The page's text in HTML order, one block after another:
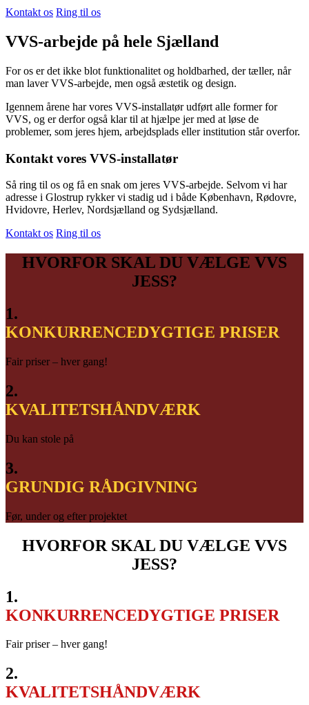
Kontakt os Ring til os
VVS-arbejde på hele Sjælland
For os er det ikke blot funktionalitet og holdbarhed, der tæller, når
man laver VVS-arbejde, men også æstetik og design.
Igennem årene har vores VVS-installatør udført alle former for
VVS, og er derfor også klar til at hjælpe jer med at løse de
problemer, som jeres hjem, arbejdsplads eller institution står overfor.
Kontakt vores VVS-installatør
Så ring til os og få en snak om jeres VVS-arbejde. Selvom vi har
adresse i Glostrup rykker vi stadig ud i både København, Rødovre,
Hvidovre, Herlev, Nordsjælland og Sydsjælland.
Kontakt os Ring til os
HVORFOR SKAL DU VÆLGE VVS
JESS?
1.
KONKURRENCEDYGTIGE PRISER
Fair priser – hver gang!
2.
KVALITETSHÅNDVÆRK
Du kan stole på
3.
GRUNDIG RÅDGIVNING
Før, under og efter projektet
HVORFOR SKAL DU VÆLGE VVS
JESS?
1.
KONKURRENCEDYGTIGE PRISER
Fair priser – hver gang!
2.
KVALITETSHÅNDVÆRK